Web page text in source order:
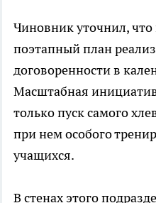
Чиновник уточнил,
поэтапный план
договоренности в
Масштабная
только пуск самого
при нем особого
учащихся.
В стенах этого